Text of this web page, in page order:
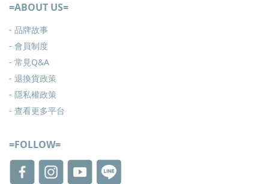
=ABOUT US=
- 品牌故事
- 會員制度
- 常見Q&A
- 退換貨政策
- 隱私權政策
- 查看更多平台
=FOLLOW=